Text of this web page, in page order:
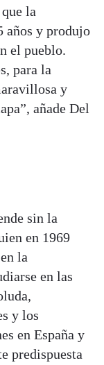
la
años y produjo
el pueblo.
para la
y
añade Del
sin la
en 1969
la
en las
y los
en España y
predispuesta